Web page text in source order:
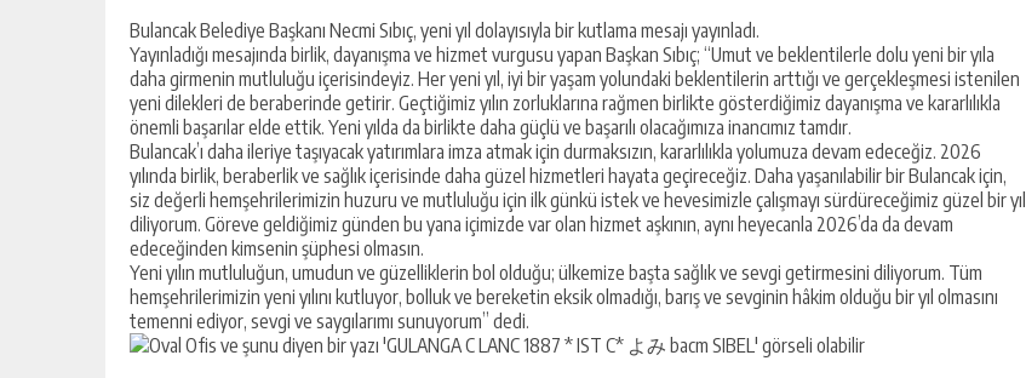
Bulancak Belediye Başkanı Necmi Sıbıç, yeni yıl dolayısıyla bir kutlama mesajı yayınladı.
Yayınladığı mesajında birlik, dayanışma ve hizmet vurgusu yapan Başkan Sıbıç; “Umut ve beklentilerle dolu yeni bir yıla
daha girmenin mutluluğu içerisindeyiz. Her yeni yıl, iyi bir yaşam yolundaki beklentilerin arttığı ve gerçekleşmesi istenilen
yeni dilekleri de beraberinde getirir. Geçtiğimiz yılın zorluklarına rağmen birlikte gösterdiğimiz dayanışma ve kararlılıkla
önemli başarılar elde ettik. Yeni yılda da birlikte daha güçlü ve başarılı olacağımıza inancımız tamdır.
Bulancak’ı daha ileriye taşıyacak yatırımlara imza atmak için durmaksızın, kararlılıkla yolumuza devam edeceğiz. 2026
yılında birlik, beraberlik ve sağlık içerisinde daha güzel hizmetleri hayata geçireceğiz. Daha yaşanılabilir bir Bulancak için,
siz değerli hemşehrilerimizin huzuru ve mutluluğu için ilk günkü istek ve hevesimizle çalışmayı sürdüreceğimiz güzel bir yıl
diliyorum. Göreve geldiğimiz günden bu yana içimizde var olan hizmet aşkının, aynı heyecanla 2026’da da devam
edeceğinden kimsenin şüphesi olmasın.
Yeni yılın mutluluğun, umudun ve güzelliklerin bol olduğu; ülkemize başta sağlık ve sevgi getirmesini diliyorum. Tüm
hemşehrilerimizin yeni yılını kutluyor, bolluk ve bereketin eksik olmadığı, barış ve sevginin hâkim olduğu bir yıl olmasını
temenni ediyor, sevgi ve saygılarımı sunuyorum” dedi.